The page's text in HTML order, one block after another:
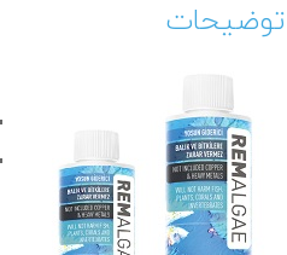
توضیحات